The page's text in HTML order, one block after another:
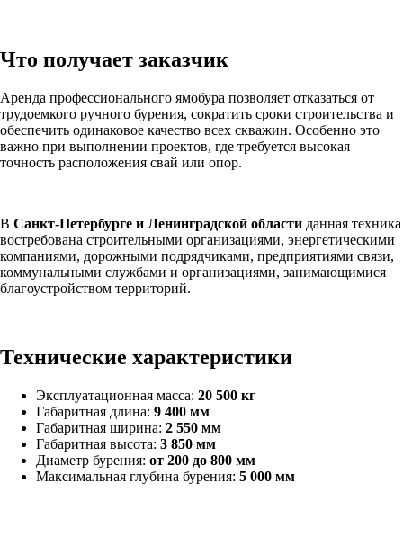
Что получает заказчик
Аренда профессионального ямобура позволяет отказаться от
трудоемкого ручного бурения, сократить сроки строительства и
обеспечить одинаковое качество всех скважин. Особенно это
важно при выполнении проектов, где требуется высокая
точность расположения свай или опор.
В Санкт-Петербурге и Ленинградской области данная техника
востребована строительными организациями, энергетическими
компаниями, дорожными подрядчиками, предприятиями связи,
коммунальными службами и организациями, занимающимися
благоустройством территорий.
Технические характеристики
Эксплуатационная масса: 20 500 кг
Габаритная длина: 9 400 мм
Габаритная ширина: 2 550 мм
Габаритная высота: 3 850 мм
Диаметр бурения: от 200 до 800 мм
Максимальная глубина бурения: 5 000 мм